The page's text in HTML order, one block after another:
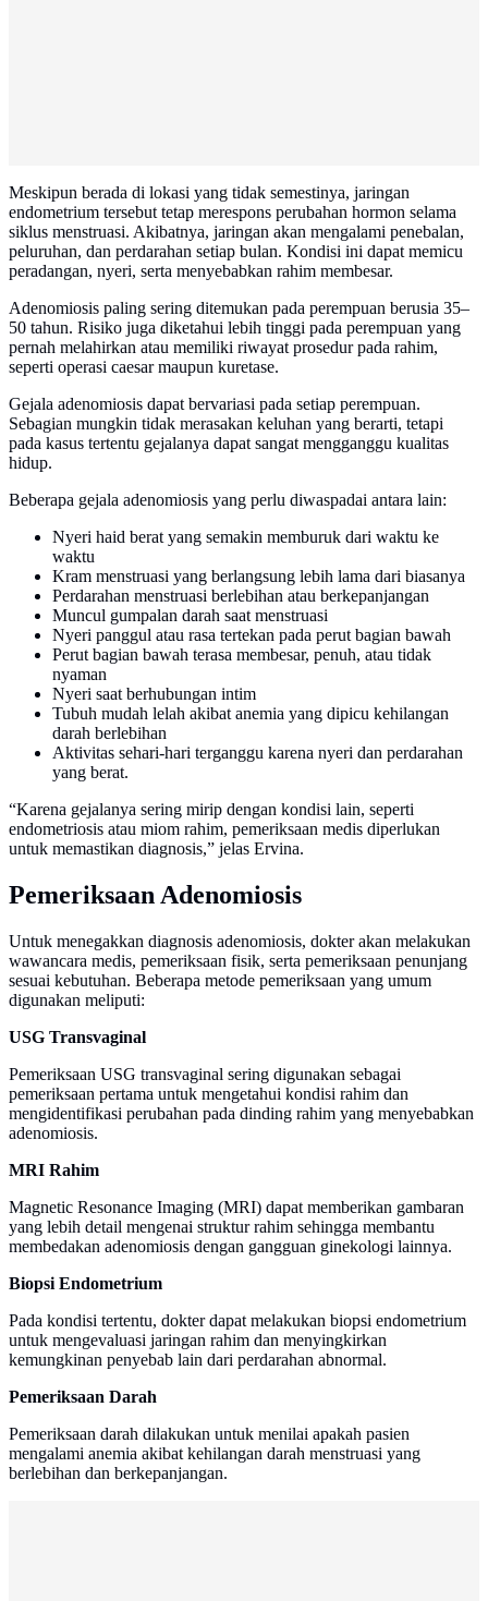
Meskipun berada di lokasi yang tidak semestinya, jaringan
endometrium tersebut tetap merespons perubahan hormon selama
siklus menstruasi. Akibatnya, jaringan akan mengalami penebalan,
peluruhan, dan perdarahan setiap bulan. Kondisi ini dapat memicu
peradangan, nyeri, serta menyebabkan rahim membesar.
Adenomiosis paling sering ditemukan pada perempuan berusia 35–
50 tahun. Risiko juga diketahui lebih tinggi pada perempuan yang
pernah melahirkan atau memiliki riwayat prosedur pada rahim,
seperti operasi caesar maupun kuretase.
Gejala adenomiosis dapat bervariasi pada setiap perempuan.
Sebagian mungkin tidak merasakan keluhan yang berarti, tetapi
pada kasus tertentu gejalanya dapat sangat mengganggu kualitas
hidup.
Beberapa gejala adenomiosis yang perlu diwaspadai antara lain:
Nyeri haid berat yang semakin memburuk dari waktu ke
waktu
Kram menstruasi yang berlangsung lebih lama dari biasanya
Perdarahan menstruasi berlebihan atau berkepanjangan
Muncul gumpalan darah saat menstruasi
Nyeri panggul atau rasa tertekan pada perut bagian bawah
Perut bagian bawah terasa membesar, penuh, atau tidak
nyaman
Nyeri saat berhubungan intim
Tubuh mudah lelah akibat anemia yang dipicu kehilangan
darah berlebihan
Aktivitas sehari-hari terganggu karena nyeri dan perdarahan
yang berat.
“Karena gejalanya sering mirip dengan kondisi lain, seperti
endometriosis atau miom rahim, pemeriksaan medis diperlukan
untuk memastikan diagnosis,” jelas Ervina.
Pemeriksaan Adenomiosis
Untuk menegakkan diagnosis adenomiosis, dokter akan melakukan
wawancara medis, pemeriksaan fisik, serta pemeriksaan penunjang
sesuai kebutuhan. Beberapa metode pemeriksaan yang umum
digunakan meliputi:
USG Transvaginal
Pemeriksaan USG transvaginal sering digunakan sebagai
pemeriksaan pertama untuk mengetahui kondisi rahim dan
mengidentifikasi perubahan pada dinding rahim yang menyebabkan
adenomiosis.
MRI Rahim
Magnetic Resonance Imaging (MRI) dapat memberikan gambaran
yang lebih detail mengenai struktur rahim sehingga membantu
membedakan adenomiosis dengan gangguan ginekologi lainnya.
Biopsi Endometrium
Pada kondisi tertentu, dokter dapat melakukan biopsi endometrium
untuk mengevaluasi jaringan rahim dan menyingkirkan
kemungkinan penyebab lain dari perdarahan abnormal.
Pemeriksaan Darah
Pemeriksaan darah dilakukan untuk menilai apakah pasien
mengalami anemia akibat kehilangan darah menstruasi yang
berlebihan dan berkepanjangan.